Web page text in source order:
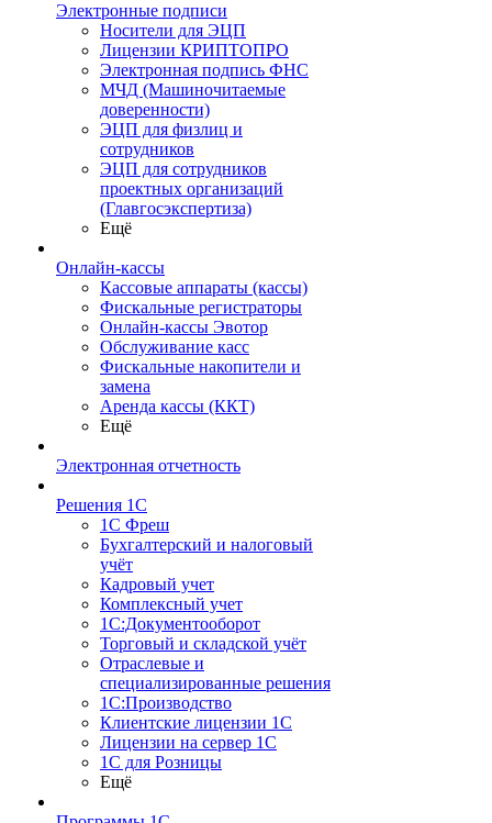
Электронные подписи
Носители для ЭЦП
Лицензии КРИПТОПРО
Электронная подпись ФНС
МЧД (Машиночитаемые
доверенности)
ЭЦП для физлиц и
сотрудников
ЭЦП для сотрудников
проектных организаций
(Главгосэкспертиза)
Ещё
Онлайн-кассы
Кассовые аппараты (кассы)
Фискальные регистраторы
Онлайн-кассы Эвотор
Обслуживание касс
Фискальные накопители и
замена
Аренда кассы (ККТ)
Ещё
Электронная отчетность
Решения 1С
1С Фреш
Бухгалтерский и налоговый
учёт
Кадровый учет
Комплексный учет
1С:Документооборот
Торговый и складской учёт
Отраслевые и
специализированные решения
1С:Производство
Клиентские лицензии 1С
Лицензии на сервер 1С
1С для Розницы
Ещё